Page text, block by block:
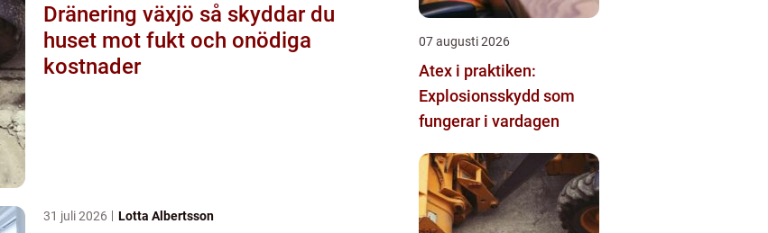
Dränering växjö så skyddar du
huset mot fukt och onödiga
kostnader
31 juli 2026 Lotta Albertsson
07 augusti 2026
Atex i praktiken:
Explosionsskydd som
fungerar i vardagen